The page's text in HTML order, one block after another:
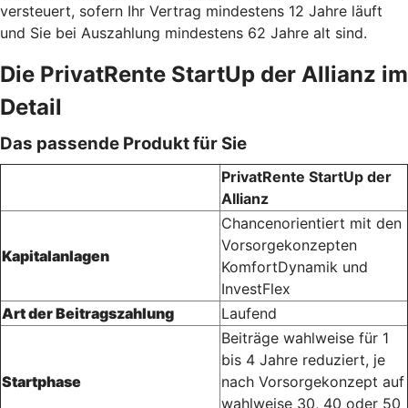
versteuert, sofern Ihr Vertrag mindestens 12 Jahre läuft
und Sie bei Auszahlung mindestens 62 Jahre alt sind.
Die PrivatRente StartUp der Allianz im
Detail
Das passende Produkt für Sie
PrivatRente StartUp der
Allianz
Kapitalanlagen
Chancenorientiert mit den
Vorsorgekonzepten
KomfortDynamik und
InvestFlex
Art der Beitragszahlung
Laufend
Startphase
Beiträge wahlweise für 1
bis 4 Jahre reduziert, je
nach Vorsorgekonzept auf
wahlweise 30, 40 oder 50